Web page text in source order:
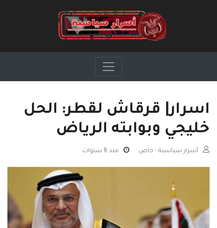
اسرار| قرقاش لقطر: الحل
خليجي وبوابته الرياض
أسرار سياسية - خاص منذ 8 سنوات